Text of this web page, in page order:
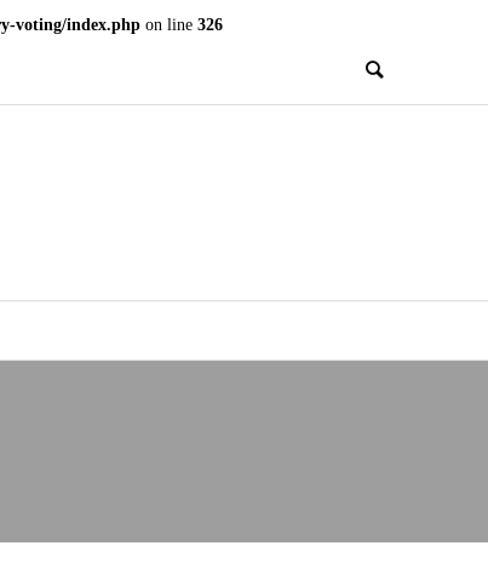
voting/index.php on line 326